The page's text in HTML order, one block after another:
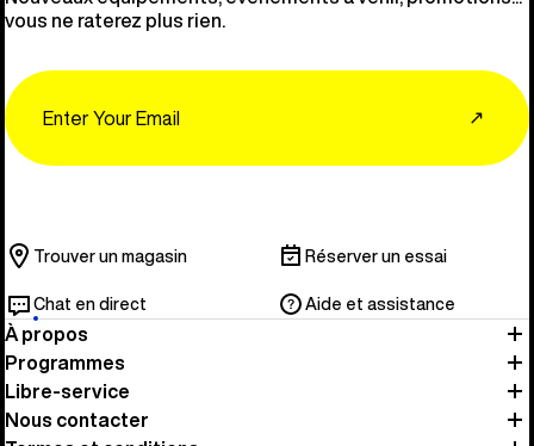
vous ne raterez plus rien.
↗
Trouver un magasin Réserver un essai
Chat en direct Aide et assistance
À propos
Programmes
Libre-service
Nous contacter